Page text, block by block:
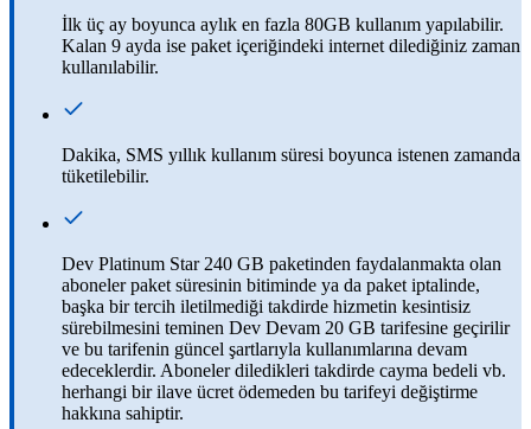
İlk üç ay boyunca aylık en fazla 80GB kullanım yapılabilir.
Kalan 9 ayda ise paket içeriğindeki internet dilediğiniz zaman
kullanılabilir.
Dakika, SMS yıllık kullanım süresi boyunca istenen zamanda
tüketilebilir.
Dev Platinum Star 240 GB paketinden faydalanmakta olan
aboneler paket süresinin bitiminde ya da paket iptalinde,
başka bir tercih iletilmediği takdirde hizmetin kesintisiz
sürebilmesini teminen Dev Devam 20 GB tarifesine geçirilir
ve bu tarifenin güncel şartlarıyla kullanımlarına devam
edeceklerdir. Aboneler diledikleri takdirde cayma bedeli vb.
herhangi bir ilave ücret ödemeden bu tarifeyi değiştirme
hakkına sahiptir.